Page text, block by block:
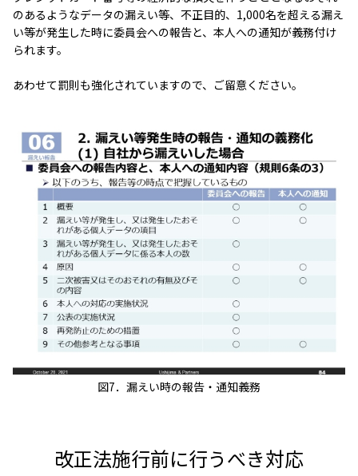
のあるようなデータの漏えい等、不正目的、1,000名を超える漏え
い等が発生した時に委員会への報告と、本人への通知が義務付け
られます。
あわせて罰則も強化されていますので、ご留意ください。
図7．漏えい時の報告・通知義務
改正法施行前に行うべき対応